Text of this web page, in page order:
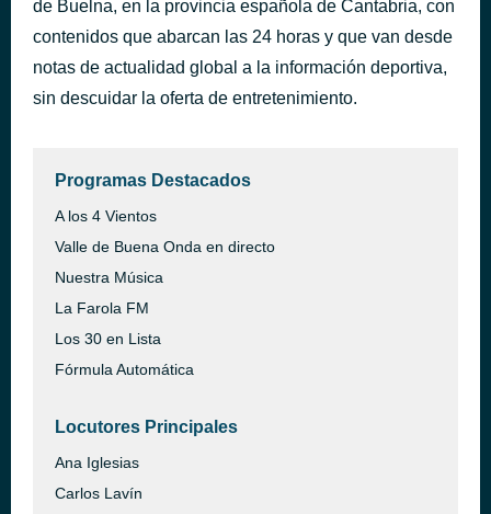
de Buelna, en la provincia española de Cantabria, con
contenidos que abarcan las 24 horas y que van desde
notas de actualidad global a la información deportiva,
sin descuidar la oferta de entretenimiento.
Programas Destacados
A los 4 Vientos
Valle de Buena Onda en directo
Nuestra Música
La Farola FM
Los 30 en Lista
Fórmula Automática
Locutores Principales
Ana Iglesias
Carlos Lavín